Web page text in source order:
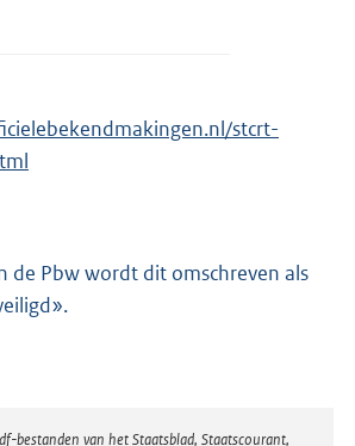
stcrt-
de Pbw wordt dit omschreven als
bestanden van het Staatsblad, Staatscourant,